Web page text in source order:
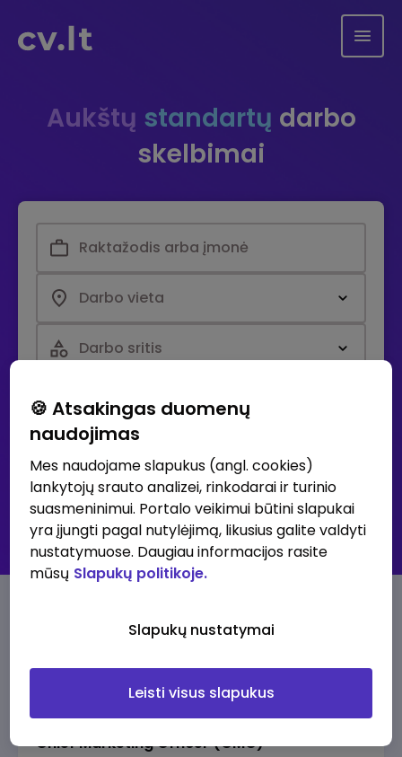
Aukštų standartų darbo
skelbimai
Darbo vieta
Darbo sritis
30K+ klubas - didžiausių atlyginimų skelbimai
Visi skelbimai
Prenumeruoti skelbimus
Pasiūlymai su aukščiausia alga
Chief Marketing Officer (CMO)
🍪 Atsakingas duomenų
naudojimas
Mes naudojame slapukus (angl. cookies)
lankytojų srauto analizei, rinkodarai ir turinio
suasmeninimui. Portalo veikimui būtini slapukai
yra įjungti pagal nutylėjimą, likusius galite valdyti
nustatymuose. Daugiau informacijos rasite
mūsų Slapukų politikoje.
Slapukų nustatymai
Leisti visus slapukus